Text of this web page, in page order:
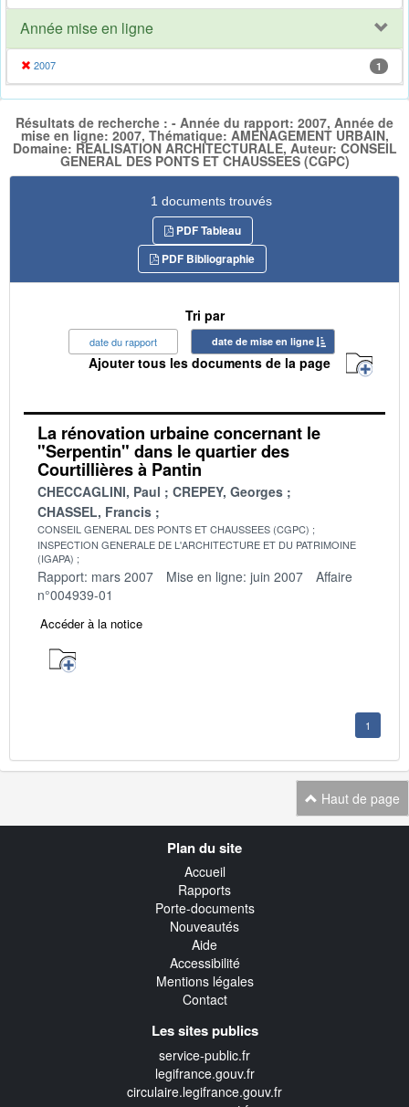
Année mise en ligne
2007 1
Résultats de recherche : - Année du rapport: 2007, Année de
mise en ligne: 2007, Thématique: AMENAGEMENT URBAIN,
Domaine: REALISATION ARCHITECTURALE, Auteur: CONSEIL
GENERAL DES PONTS ET CHAUSSEES (CGPC)
1 documents trouvés
PDF Tableau
PDF Bibliographie
Tri par
date du rapport date de mise en ligne
Ajouter tous les documents de la page
La rénovation urbaine concernant le
"Serpentin" dans le quartier des
Courtillières à Pantin
CHECCAGLINI, Paul
CREPEY, Georges
CHASSEL, Francis
CONSEIL GENERAL DES PONTS ET CHAUSSEES (CGPC)
INSPECTION GENERALE DE L'ARCHITECTURE ET DU PATRIMOINE
(IGAPA)
Rapport: mars 2007 Mise en ligne: juin 2007
Affaire
n°004939-01
Accéder à la notice
1
Haut de page
Plan du site
Accueil
Rapports
Porte-documents
Nouveautés
Aide
Accessibilité
Mentions légales
Contact
Les sites publics
service-public.fr
legifrance.gouv.fr
circulaire.legifrance.gouv.fr